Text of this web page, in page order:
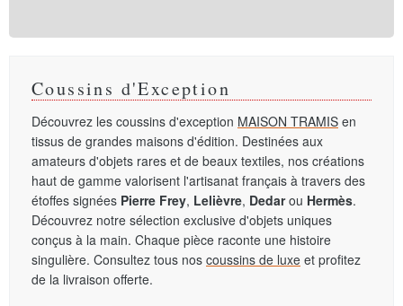
Coussins d'Exception
Découvrez les coussins d'exception MAISON TRAMIS en
tissus de grandes maisons d'édition. Destinées aux
amateurs d'objets rares et de beaux textiles, nos créations
haut de gamme valorisent l'artisanat français à travers des
étoffes signées Pierre Frey, Lelièvre, Dedarou Hermès.
Découvrez notre sélection exclusive d'objets uniques
conçus à la main. Chaque pièce raconte une histoire
singulière. Consultez tous nos coussins de luxe et profitez
de la livraison offerte.